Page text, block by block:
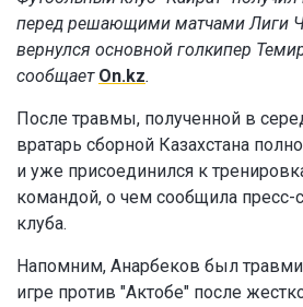
перед решающими матчами Лиги
вернулся основной голкипер
сообщает On.kz.
После травмы, полученной в
вратарь сборной Казахстана
и уже присоединился к
командой, о чем сообщила пресс-
клуба.
Напомним, Анарбеков был
игре против "Актобе" после